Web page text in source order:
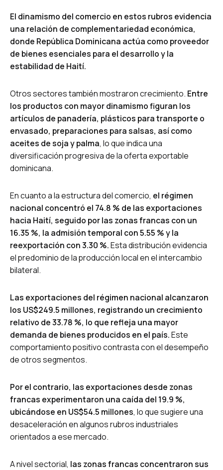
El dinamismo del comercio en estos rubros evidencia
una relación de complementariedad económica,
donde República Dominicana actúa como proveedor
de bienes esenciales para el desarrollo y la
estabilidad de Haití.
Otros sectores también mostraron crecimiento. Entre
los productos con mayor dinamismo figuran los
artículos de panadería, plásticos para transporte o
envasado, preparaciones para salsas, así como
aceites de soja y palma, lo que indica una
diversificación progresiva de la oferta exportable
dominicana.
En cuanto a la estructura del comercio, el régimen
nacional concentró el 74.8 % de las exportaciones
hacia Haití, seguido por las zonas francas con un
16.35 %, la admisión temporal con 5.55 % y la
reexportación con 3.30 %.Esta distribución evidencia
el predominio de la producción local en el intercambio
bilateral.
Las exportaciones del régimen nacional alcanzaron
los US$249.5 millones, registrando un crecimiento
relativo de 33.78 %, lo que refleja una mayor
demanda de bienes producidos en el país.Este
comportamiento positivo contrasta con el desempeño
de otros segmentos.
Por el contrario, las exportaciones desde zonas
francas experimentaron una caída del 19.9 %,
ubicándose en US$54.5 millones, lo que sugiere una
desaceleración en algunos rubros industriales
orientados a ese mercado.
A nivel sectorial, las zonas francas concentraron sus